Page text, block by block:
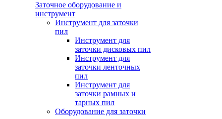
Заточное оборудование и
инструмент
Инструмент для заточки
пил
Инструмент для
заточки дисковых пил
Инструмент для
заточки ленточных
пил
Инструмент для
заточки рамных и
тарных пил
Оборудование для заточки